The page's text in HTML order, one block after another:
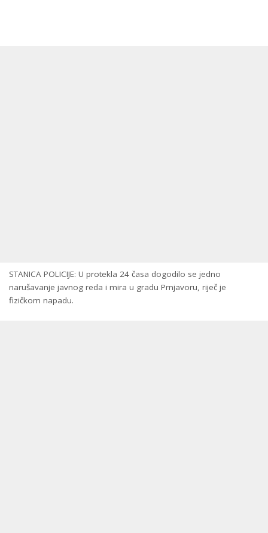
STANICA POLICIJE: U protekla 24 časa dogodilo se jedno
narušavanje javnog reda i mira u gradu Prnjavoru, riječ je
fizičkom napadu.